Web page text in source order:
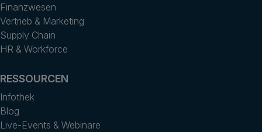
Finanzwesen
Vertrieb & Marketing
Supply Chain
HR & Workforce
RESSOURCEN
Infothek
Blog
Live-Events & Webinare